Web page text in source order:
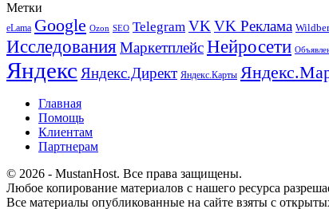
Метки
eLama Google Ozon SEO Telegram VKVK Реклама
Исследования МаркетплейсНейросети
Яндекс Яндекс.Директ Яндекс.Карты
Главная
Помощь
Клиентам
Партнерам
© 2026 - MustanHost. Все права защищены.
Любое копирование материалов с нашего ресурса
Все материалы опубликованные на сайте взяты с